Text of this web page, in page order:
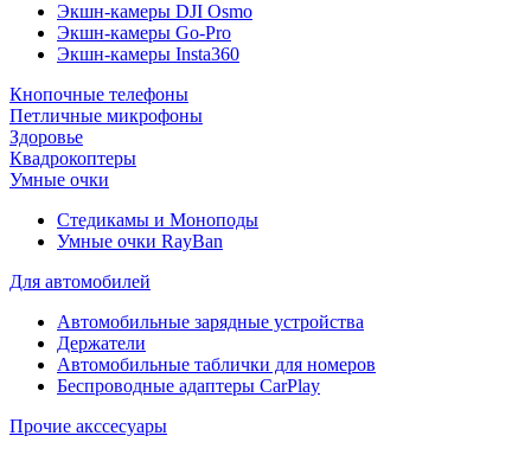
Экшн-камеры DJI Osmo
Экшн-камеры Go-Pro
Экшн-камеры Insta360
Кнопочные телефоны
Петличные микрофоны
Здоровье
Квадрокоптеры
Умные очки
Стедикамы и Моноподы
Умные очки RayBan
Для автомобилей
Автомобильные зарядные устройства
Держатели
Автомобильные таблички для номеров
Беспроводные адаптеры CarPlay
Прочие акссесуары